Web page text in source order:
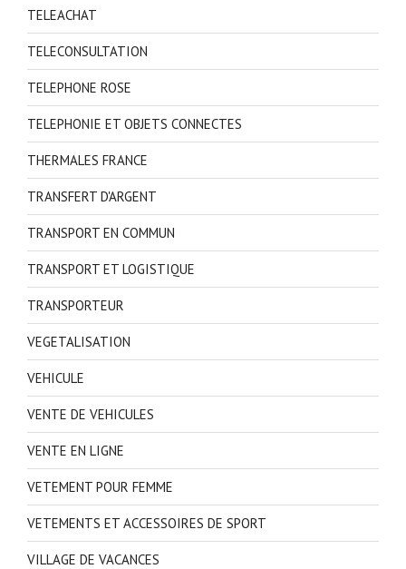
TELEACHAT
TELECONSULTATION
TELEPHONE ROSE
TELEPHONIE ET OBJETS CONNECTES
THERMALES FRANCE
TRANSFERT D'ARGENT
TRANSPORT EN COMMUN
TRANSPORT ET LOGISTIQUE
TRANSPORTEUR
VEGETALISATION
VEHICULE
VENTE DE VEHICULES
VENTE EN LIGNE
VETEMENT POUR FEMME
VETEMENTS ET ACCESSOIRES DE SPORT
VILLAGE DE VACANCES